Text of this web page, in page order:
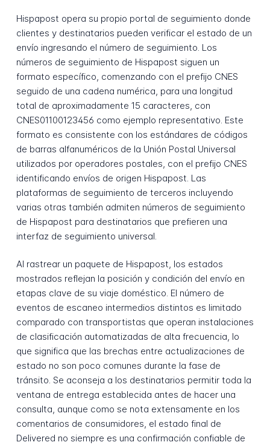
Hispapost opera su propio portal de seguimiento donde
clientes y destinatarios pueden verificar el estado de un
envío ingresando el número de seguimiento. Los
números de seguimiento de Hispapost siguen un
formato específico, comenzando con el prefijo CNES
seguido de una cadena numérica, para una longitud
total de aproximadamente 15 caracteres, con
CNES01100123456 como ejemplo representativo. Este
formato es consistente con los estándares de códigos
de barras alfanuméricos de la Unión Postal Universal
utilizados por operadores postales, con el prefijo CNES
identificando envíos de origen Hispapost. Las
plataformas de seguimiento de terceros incluyendo
varias otras también admiten números de seguimiento
de Hispapost para destinatarios que prefieren una
interfaz de seguimiento universal.
Al rastrear un paquete de Hispapost, los estados
mostrados reflejan la posición y condición del envío en
etapas clave de su viaje doméstico. El número de
eventos de escaneo intermedios distintos es limitado
comparado con transportistas que operan instalaciones
de clasificación automatizadas de alta frecuencia, lo
que significa que las brechas entre actualizaciones de
estado no son poco comunes durante la fase de
tránsito. Se aconseja a los destinatarios permitir toda la
ventana de entrega establecida antes de hacer una
consulta, aunque como se nota extensamente en los
comentarios de consumidores, el estado final de
Delivered no siempre es una confirmación confiable de